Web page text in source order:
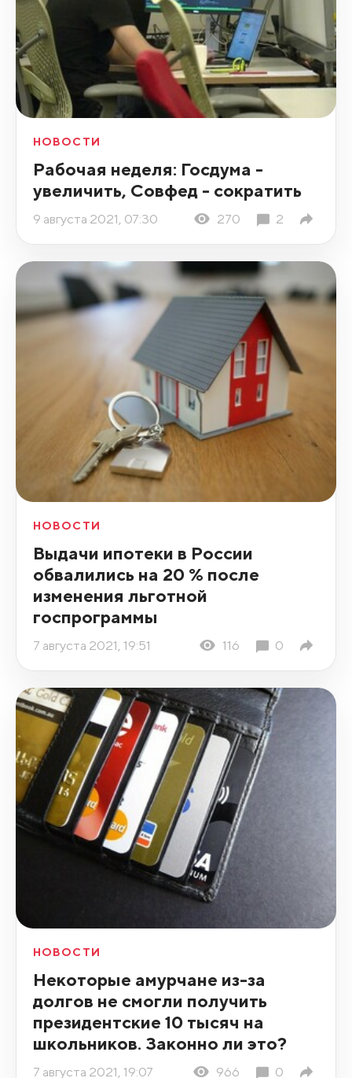
НОВОСТИ
Рабочая неделя: Госдума -
увеличить, Совфед - сократить
9 августа 2021, 07:30 270 2
НОВОСТИ
Выдачи ипотеки в России
обвалились на 20 % после
изменения льготной
госпрограммы
7 августа 2021, 19:51 116 0
НОВОСТИ
Некоторые амурчане из-за
долгов не смогли получить
президентские 10 тысяч на
школьников. Законно ли это?
7 августа 2021, 19:07 966 0